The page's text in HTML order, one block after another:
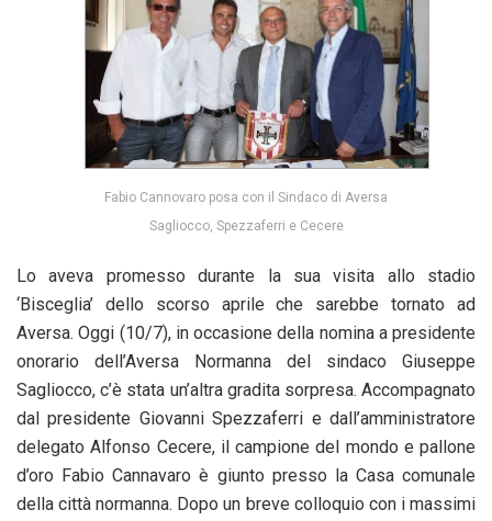
Fabio Cannovaro posa con il Sindaco di Aversa
Sagliocco, Spezzaferri e Cecere
Lo aveva promesso durante la sua visita allo stadio
‘Bisceglia’ dello scorso aprile che sarebbe tornato ad
Aversa. Oggi (10/7), in occasione della nomina a presidente
onorario dell’Aversa Normanna del sindaco Giuseppe
Sagliocco, c’è stata un’altra gradita sorpresa. Accompagnato
dal presidente Giovanni Spezzaferri e dall’amministratore
delegato Alfonso Cecere, il campione del mondo e pallone
d’oro Fabio Cannavaro è giunto presso la Casa comunale
della città normanna. Dopo un breve colloquio con i massimi